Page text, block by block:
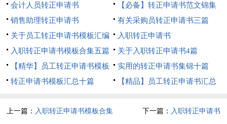
会计人员转正申请书
【必备】转正申请书范文锦集
七篇
销售助理转正申请书
有关采购员转正申请书三篇
关于员工转正申请书模板汇编
八篇
入职转正申请书
入职转正申请书模板合集五篇
关于入职转正申请书4篇
【精华】员工转正申请书模板
锦集9篇
实用的转正申请书集锦十篇
转正申请书模板汇总十篇
【精品】员工转正申请书汇总
上一篇： 入职转正申请书模板合集 下一篇： 入职转正申请书